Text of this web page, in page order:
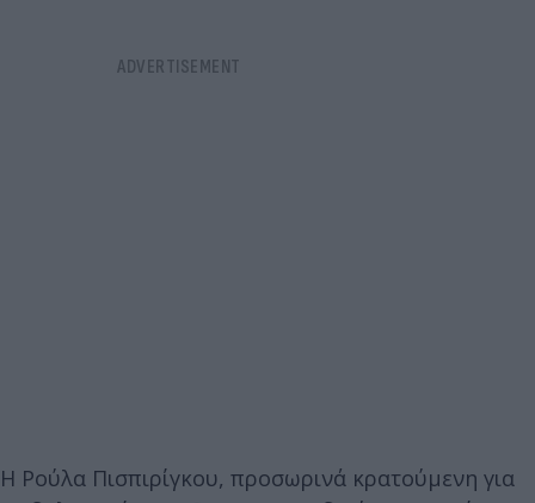
Η Ρούλα Πισπιρίγκου, προσωρινά κρατούμενη για